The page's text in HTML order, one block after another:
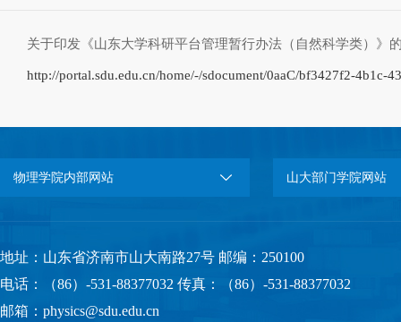
关于印发《山东大学科研平台管理暂行办法（自然科学类）》
http://portal.sdu.edu.cn/home/-/sdocument/0aaC/bf3427f2-4b1c-
物理学院内部网站 山大部门学院网站
地址：山东省济南市山大南路27号 邮编：250100
电话：（86）-531-88377032 传真：（86）-531-88377032
邮箱：physics@sdu.edu.cn